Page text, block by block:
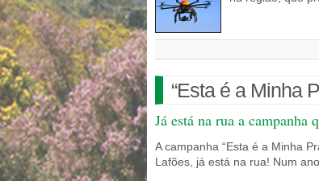
“Esta é a Minha
Já está na rua a
A campanha “Esta é a Minha
Lafões, já está na rua! Num